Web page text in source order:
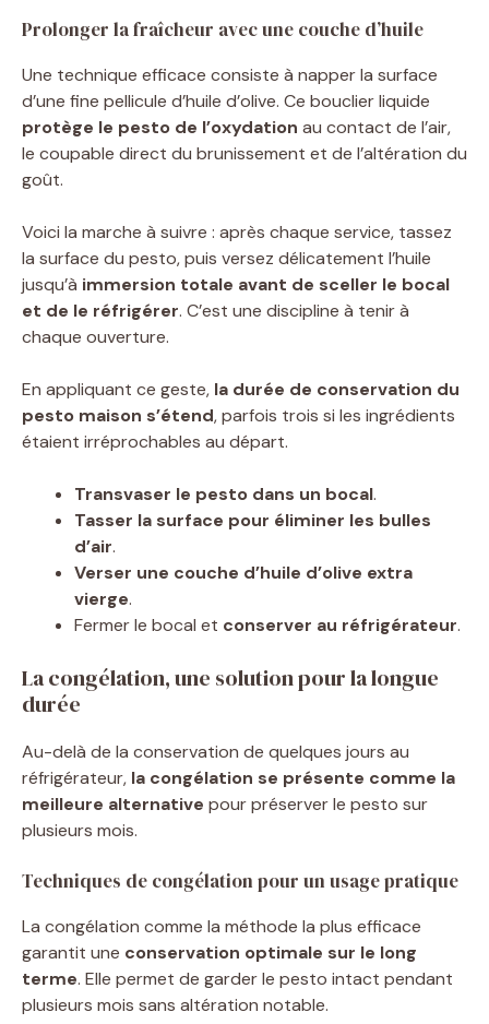
Prolonger la fraîcheur avec une couche d’huile
Une technique efficace consiste à napper la surface
d’une fine pellicule d’huile d’olive. Ce bouclier liquide
protège le pesto de l’oxydation au contact de l’air,
le coupable direct du brunissement et de l’altération du
goût.
Voici la marche à suivre : après chaque service, tassez
la surface du pesto, puis versez délicatement l’huile
jusqu’à immersion totale avant de sceller le bocal
et de le réfrigérer. C’est une discipline à tenir à
chaque ouverture.
En appliquant ce geste, la durée de conservation du
pesto maison s’étend, parfois trois si les ingrédients
étaient irréprochables au départ.
Transvaser le pesto dans un bocal.
Tasser la surface pour éliminer les bulles
d’air.
Verser une couche d’huile d’olive extra
vierge.
Fermer le bocal et conserver au réfrigérateur.
La congélation, une solution pour la longue
durée
Au-delà de la conservation de quelques jours au
réfrigérateur, la congélation se présente comme la
meilleure alternative pour préserver le pesto sur
plusieurs mois.
Techniques de congélation pour un usage pratique
La congélation comme la méthode la plus efficace
garantit une conservation optimale sur le long
terme. Elle permet de garder le pesto intact pendant
plusieurs mois sans altération notable.